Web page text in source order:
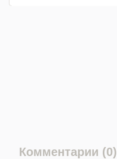
Комментарии (0)